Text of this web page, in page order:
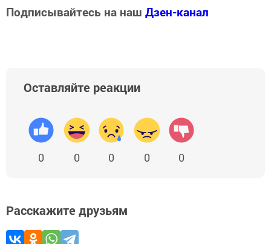
Подписывайтесь на наш Дзен-канал
Оставляйте реакции
0 0 0 0 0
Расскажите друзьям